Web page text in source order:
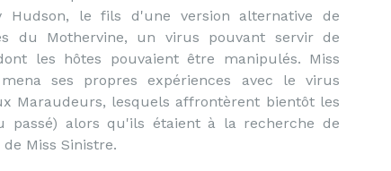
le fils d'une version alternative de
du Mothervine, un virus pouvant servir de
les hôtes pouvaient être manipulés. Miss
ses propres expériences avec le virus
Maraudeurs, lesquels affrontèrent bientôt les
passé) alors qu'ils étaient à la recherche de
Miss Sinistre.